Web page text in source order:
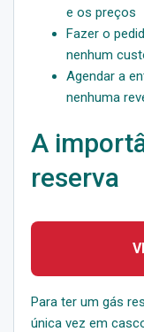
e os preços
Fazer o
nenhum
Agendar a
nenhuma
A
reserva
Para ter um gás
única vez em